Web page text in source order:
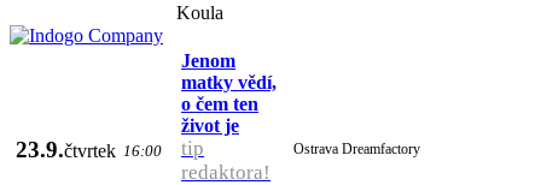
23.9.čtvrtek 16:00
Jenom
matky vědí,
o čem ten
život je
tip
redaktora!
Ostrava Dreamfactory